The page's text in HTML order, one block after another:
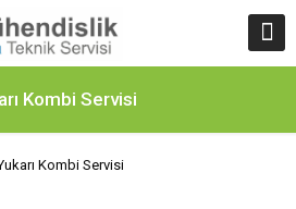
Kombi Servisi